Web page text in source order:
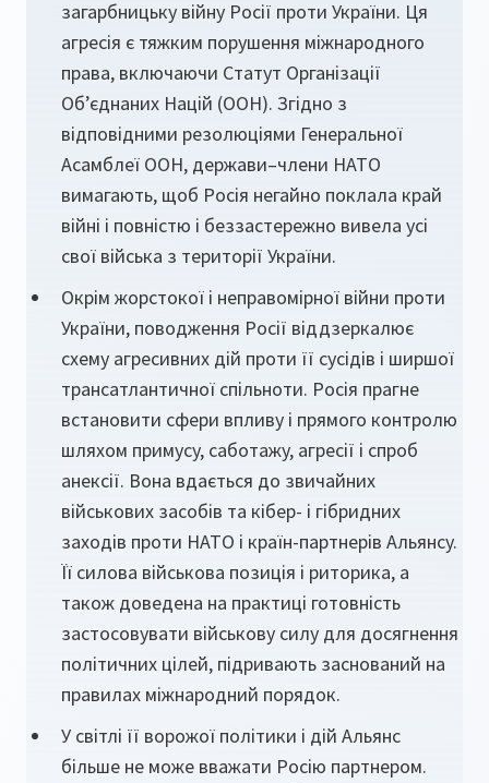
загарбницьку війну Росії проти України. Ця
агресія є тяжким порушення міжнародного
права, включаючи Статут Організації
Об’єднаних Націй (ООН). Згідно з
відповідними резолюціями Генеральної
Асамблеї ООН, держави–члени НАТО
вимагають, щоб Росія негайно поклала край
війні і повністю і беззастережно вивела усі
свої війська з території України.
Окрім жорстокої і неправомірної війни проти
України, поводження Росії віддзеркалює
схему агресивних дій проти її сусідів і ширшої
трансатлантичної спільноти. Росія прагне
встановити сфери впливу і прямого контролю
шляхом примусу, саботажу, агресії і спроб
анексії. Вона вдається до звичайних
військових засобів та кібер- і гібридних
заходів проти НАТО і країн-партнерів Альянсу.
Її силова військова позиція і риторика, а
також доведена на практиці готовність
застосовувати військову силу для досягнення
політичних цілей, підривають заснований на
правилах міжнародний порядок.
У світлі її ворожої політики і дій Альянс
більше не може вважати Росію партнером.